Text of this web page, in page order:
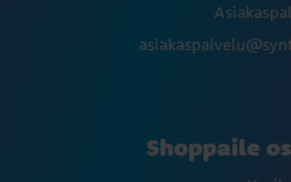
Shoppaile